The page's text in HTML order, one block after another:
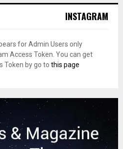
INSTAGRAM
for Admin Users only:
Access Token. You can get
Token by go to this page